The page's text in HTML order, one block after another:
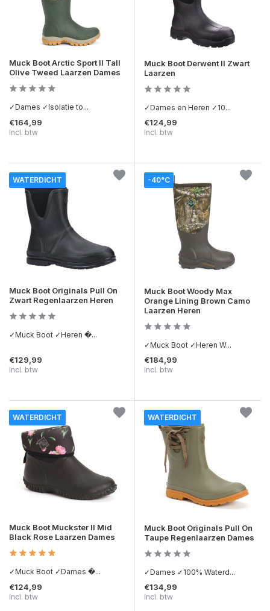
Muck Boot Arctic Sport II Tall
Olive Tweed Laarzen Dames
✓Dames ✓Isolatie to...
€164,99
Incl. btw
Muck Boot Derwent II Zwart
Laarzen
✓Dames en Heren ✓10...
€124,99
Incl. btw
WATERDICHT
Muck Boot Originals Pull On
Zwart Regenlaarzen Heren
✓Muck Boot ✓Heren �...
€129,99
Incl. btw
-40°C
Muck Boot Woody Max
Orange Lining Brown Camo
Laarzen Heren
✓Muck Boot ✓Heren W...
€184,99
Incl. btw
WATERDICHT
Muck Boot Muckster II Mid
Black Rose Laarzen Dames
✓Muck Boot ✓Dames �...
€124,99
Incl. btw
WATERDICHT
Muck Boot Originals Pull On
Taupe Regenlaarzen Dames
✓Dames ✓100% Waterd...
€134,99
Incl. btw